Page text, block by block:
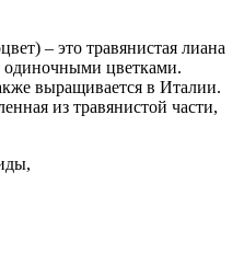
– это травянистая лиана
цветками.
выращивается в Италии.
из травянистой части,